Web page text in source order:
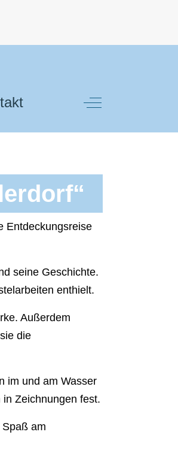
Off-Canvas
Entdeckungsreise
seine Geschichte.
enthielt.
Außerdem
die
im und am Wasser
Zeichnungen fest.
am